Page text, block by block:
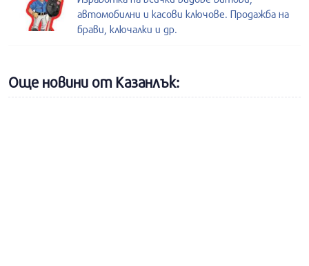
автомобилни и касови ключове. Продажба на
брави, ключалки и др.
Още новини от Казанлък: